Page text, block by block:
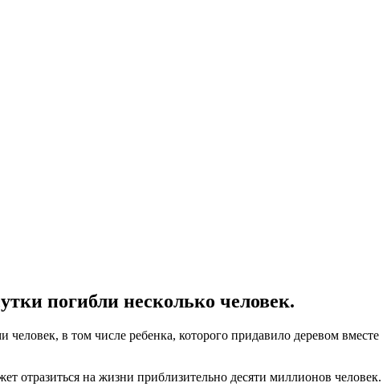
погибли несколько человек.
в том числе ребенка, которого придавило деревом вместе
отразиться на жизни приблизительно десяти миллионов человек.